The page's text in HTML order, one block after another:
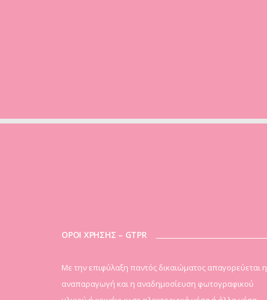
ΟΡΟΙ ΧΡΗΣΗΣ – GTPR
Mε την επιφύλαξη παντός δικαιώματος απαγορεύεται η
αναπαραγωγή και η αναδημοσίευση φωτογραφικού